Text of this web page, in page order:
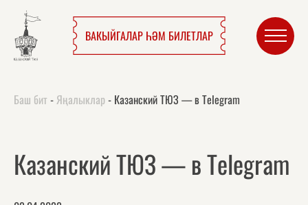
ВАКЫЙГАЛАР ҺӘМ БИЛЕТЛАР
Баш бит -Яңалыклар- Казанский ТЮЗ — в Telegram
Казанский ТЮЗ — в Telegram